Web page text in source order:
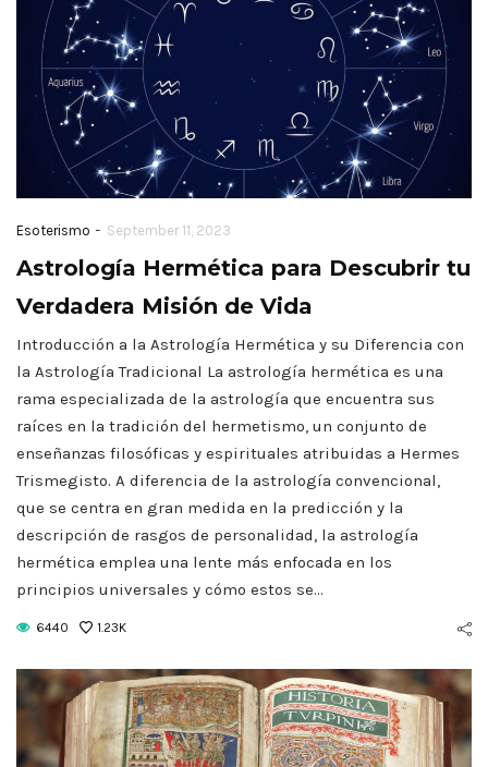
Esoterismo - September 11, 2023
Astrología Hermética para Descubrir tu
Verdadera Misión de Vida
Introducción a la Astrología Hermética y su Diferencia con
la Astrología Tradicional La astrología hermética es una
rama especializada de la astrología que encuentra sus
raíces en la tradición del hermetismo, un conjunto de
enseñanzas filosóficas y espirituales atribuidas a Hermes
Trismegisto. A diferencia de la astrología convencional,
que se centra en gran medida en la predicción y la
descripción de rasgos de personalidad, la astrología
hermética emplea una lente más enfocada en los
principios universales y cómo estos se…
6440 1.23K